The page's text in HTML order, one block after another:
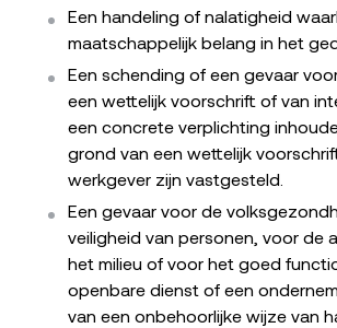
Een handeling of nalatigheid
maatschappelijk belang in het
Een schending of een gevaar
een wettelijk voorschrift of van
een concrete verplichting
grond van een wettelijk
werkgever zijn vastgesteld.
Een gevaar voor de
veiligheid van personen, voor de
het milieu of voor het goed
openbare dienst of een
van een onbehoorlijke wijze van